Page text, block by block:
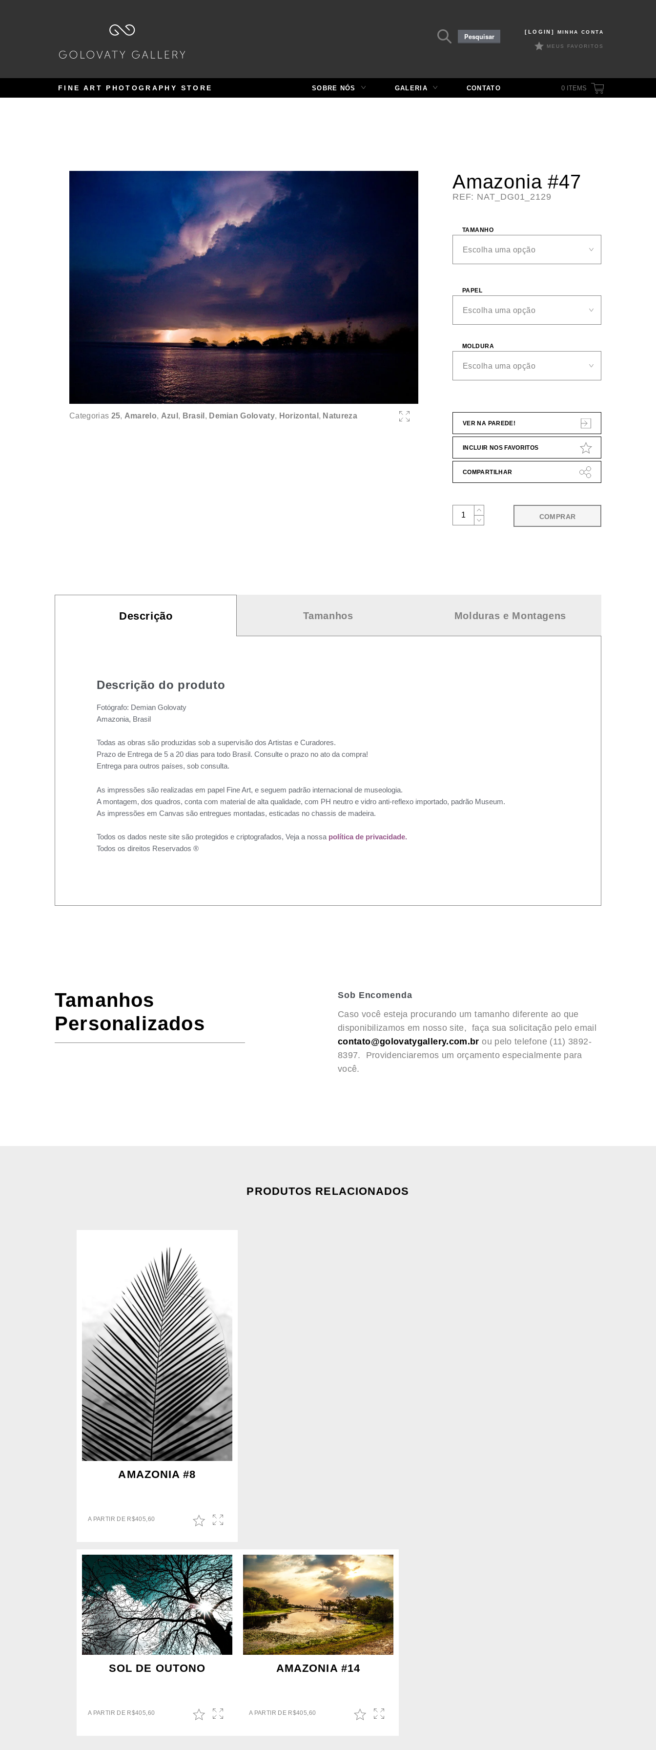
navegação
[LOGIN] MINHA CONTA
MEUS FAVORITOS
Pesquisar
por:Pesquisar
FINE ART PHOTOGRAPHY STORE SOBRE NÓS GALERIA CONTATO 0 ITEMS
Categorias 25, Amarelo, Azul , Brasil , Demian Golovaty, Horizontal , Natureza
Amazonia #47
REF: NAT_DG01_2129
TAMANHO
PAPEL
MOLDURA
VER NA PAREDE!
INCLUIR NOS FAVORITOS
COMPARTILHAR
COMPRAR
Descrição Tamanhos Molduras e Montagens
Descrição do produto
Fotógrafo: Demian Golovaty
Amazonia, Brasil
Todas as obras são produzidas sob a supervisão dos Artistas e Curadores.
Prazo de Entrega de 5 a 20 dias para todo Brasil. Consulte o prazo no ato da compra!
Entrega para outros países, sob consulta.
As impressões são realizadas em papel Fine Art, e seguem padrão internacional de museologia.
A montagem, dos quadros, conta com material de alta qualidade, com PH neutro e vidro anti-reflexo importado, padrão Museum.
As impressões em Canvas são entregues montadas, esticadas no chassis de madeira.
Todos os dados neste site são protegidos e criptografados, Veja a nossa política de privacidade.
Todos os direitos Reservados ®
Tamanhos
Personalizados
Sob Encomenda
Caso você esteja procurando um tamanho diferente ao que
disponibilizamos em nosso site, faça sua solicitação pelo email
contato@golovatygallery.com.br ou pelo telefone (11) 3892-
8397. Providenciaremos um orçamento especialmente para
você.
PRODUTOS RELACIONADOS
AMAZONIA #8
A PARTIR DE R$405,60
SOL DE OUTONO
A PARTIR DE R$405,60
AMAZONIA #14
A PARTIR DE R$405,60